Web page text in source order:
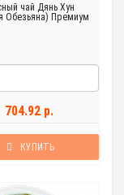
чай Дянь Хун
Обезьяна) Премиум
704.92 р.
КУПИТЬ